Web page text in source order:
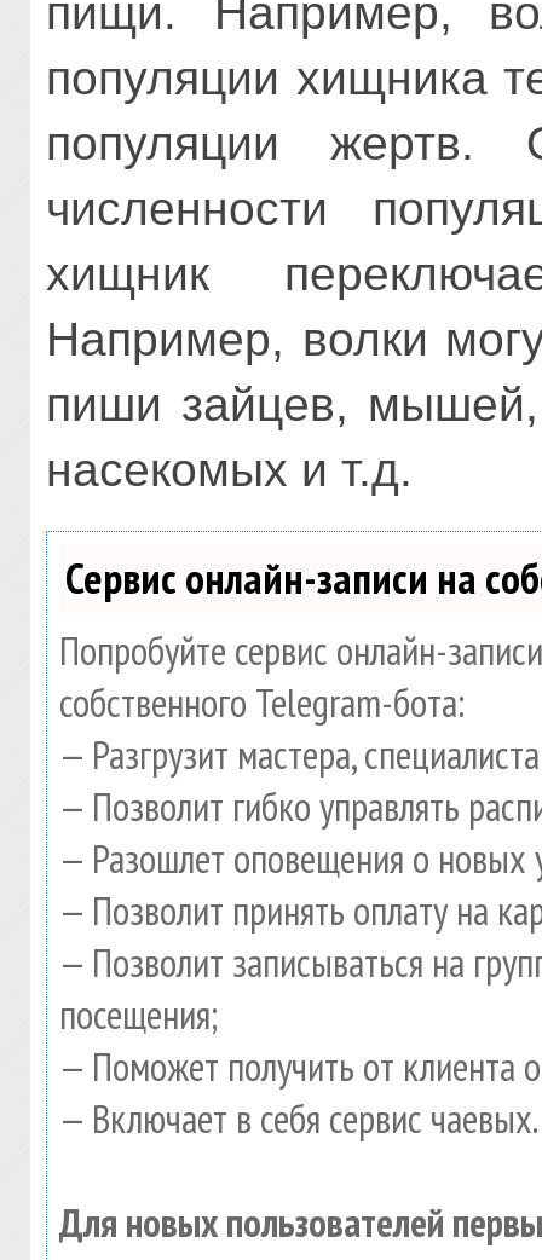
пищи. Например,
популяции хищника
популяции жертв.
численности
хищник
Например, волки
пиши зайцев, мышей,
насекомых и т.д.
Сервис онлайн-записи на
Попробуйте сервис онлайн-
собственного Telegram-бота:
— Разгрузит мастера,
— Позволит гибко управлять
— Разошлет оповещения о новых
— Позволит принять оплату на
— Позволит записываться на
посещения;
— Поможет получить от клиента
— Включает в себя сервис чаевых.
Для новых пользователей